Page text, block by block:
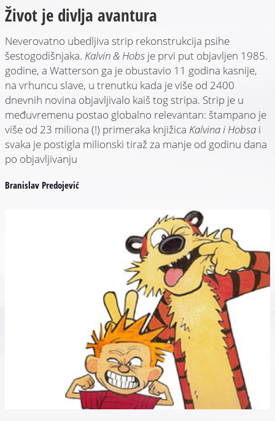
Arhive
Život je divlja avantura
Neverovatno ubedljiva strip rekonstrukcija psihe
šestogodišnjaka. Kalvin & Hobsje prvi put objavljen 1985.
godine, a Watterson ga je obustavio 11 godina kasnije,
na vrhuncu slave, u trenutku kada je više od 2400
dnevnih novina objavljivalo kaiš tog stripa. Strip je u
međuvremenu postao globalno relevantan: štampano je
više od 23 miliona (!) primeraka knjižica Kalvina i Hobsai
svaka je postigla milionski tiraž za manje od godinu dana
po objavljivanju
Branislav Predojević